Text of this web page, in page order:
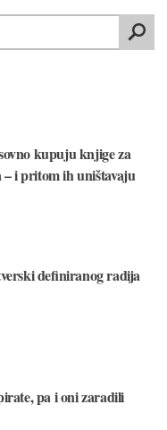
kupuju knjige za
i pritom ih uništavaju
definiranog radija
pa i oni zaradili